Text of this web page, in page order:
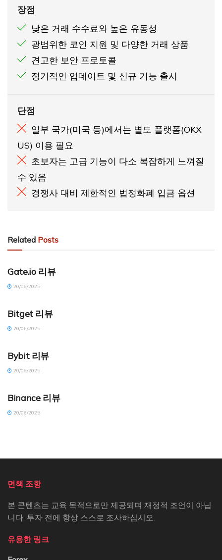
장점
낮은 거래 수수료와 높은 유동성
광범위한 코인 지원 및 다양한 거래 상품
견고한 보안 프로토콜
정기적인 업데이트 및 신규 기능 출시
단점
일부 국가(미국 등)에서는 별도 플랫폼(OKX
US) 이용 필요
초보자는 고급 기능이 다소 복잡하게 느껴질
수 있음
경쟁사 대비 제한적인 법정화폐 입금 옵션
Related Posts
CRYPTO REVIEW (KO)
Gate.io 리뷰
20/06/2025
Bitget 리뷰
20/06/2025
Bybit 리뷰
20/06/2025
Binance 리뷰
20/06/2025
면책 조항
본 콘텐츠는 교육 목적으로만 제공되며 재정적 조언이 아닙
니다. 투자 전에 항상 스스로 조사하십시오.
유용한 링크